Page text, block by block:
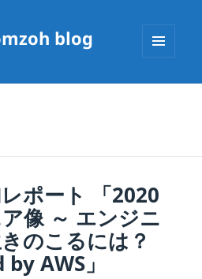
blog
ポート 「2020
像 ～ エンジニ
のこるには？
AWS」